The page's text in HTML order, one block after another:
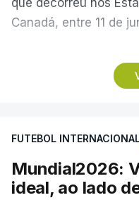
Canadá, entre 11 de
Lopes Cabral
remate de pé direito
“Foi simplesmente
dos turcos do
FUTEBOL
Mundial2026:
ideal, ao lado